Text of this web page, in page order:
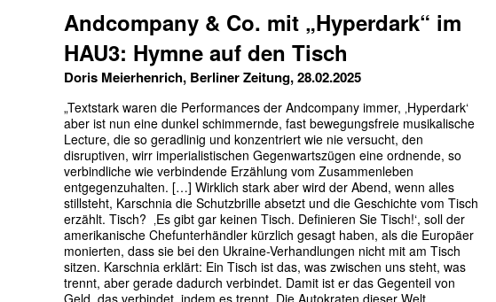
Andcompany & Co. mit „Hyperdark“ im
HAU3: Hymne auf den Tisch
Doris Meierhenrich, Berliner Zeitung, 28.02.2025
„Textstark waren die Performances der Andcompany immer, ‚Hyperdark‘
aber ist nun eine dunkel schimmernde, fast bewegungsfreie musikalische
Lecture, die so geradlinig und konzentriert wie nie versucht, den
disruptiven, wirr imperialistischen Gegenwartszügen eine ordnende, so
verbindliche wie verbindende Erzählung vom Zusammenleben
entgegenzuhalten. […] Wirklich stark aber wird der Abend, wenn alles
stillsteht, Karschnia die Schutzbrille absetzt und die Geschichte vom Tisch
erzählt. Tisch? ‚Es gibt gar keinen Tisch. Definieren Sie Tisch!‘, soll der
amerikanische Chefunterhändler kürzlich gesagt haben, als die Europäer
monierten, dass sie bei den Ukraine-Verhandlungen nicht mit am Tisch
sitzen. Karschnia erklärt: Ein Tisch ist das, was zwischen uns steht, was
trennt, aber gerade dadurch verbindet. Damit ist er das Gegenteil von
Geld, das verbindet, indem es trennt. Die Autokraten dieser Welt